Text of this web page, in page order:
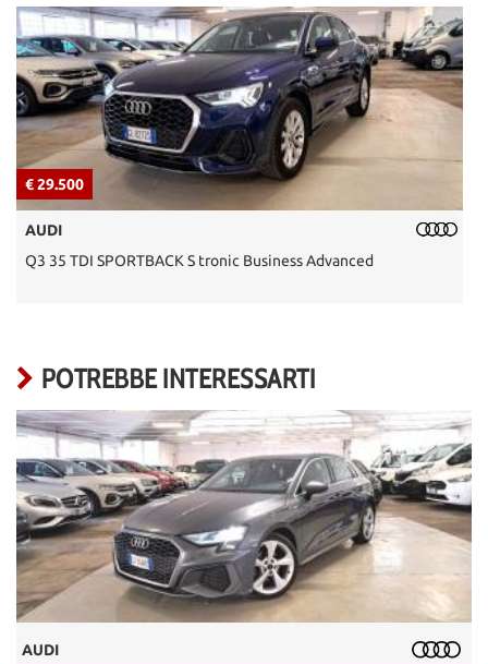
€ 29.500
AUDI
Q3 35 TDI SPORTBACK S tronic Business Advanced
POTREBBE INTERESSARTI
AUDI